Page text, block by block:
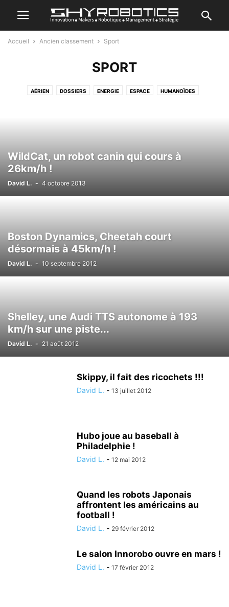
Accueil Ancien classement Sport
SPORT
AÉRIEN DOSSIERS ENERGIE ESPACE HUMANOÏDES
WildCat, un robot canin qui cours à
26km/h !
David L. - 4 octobre 2013
Boston Dynamics, Cheetah court
désormais à 45km/h !
David L. - 10 septembre 2012
Shelley, une Audi TTS autonome à 193
km/h sur une piste...
David L. - 21 août 2012
Skippy, il fait des ricochets !!!
David L. - 13 juillet 2012
Hubo joue au baseball à
Philadelphie !
David L. - 12 mai 2012
Quand les robots Japonais
affrontent les américains au
football !
David L. - 29 février 2012
Le salon Innorobo ouvre en mars !
David L. - 17 février 2012